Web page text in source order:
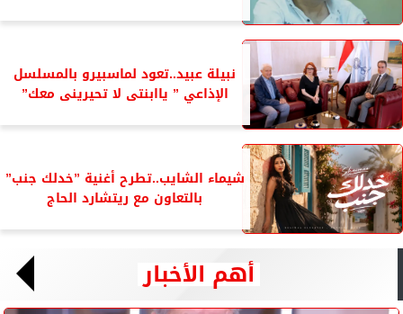
نبيلة عبيد..تعود لماسبيرو بالمسلسل
الإذاعي ” ياابنتى لا تحيرينى معك”
شيماء الشايب..تطرح أغنية ”خدلك جنب”
بالتعاون مع ريتشارد الحاج
أهم الأخبار